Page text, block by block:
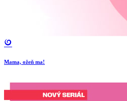
Mama, ožeň ma!